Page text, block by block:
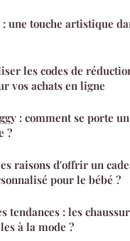
: une touche artistique
les codes de
vos achats en ligne
: comment se porte
?
raisons d'offrir un
pour le bébé ?
tendances : les
à la mode ?